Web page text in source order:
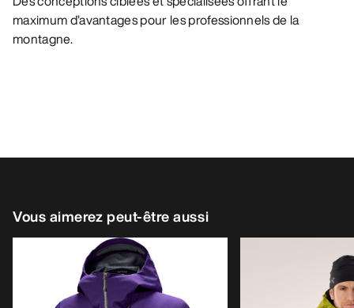
maximum d’avantages pour les professionnels de la
montagne.
Vous aimerez peut-être aussi